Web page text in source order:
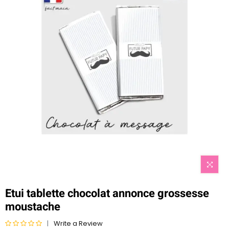
Etui tablette chocolat annonce grossesse
moustache
Write a Review